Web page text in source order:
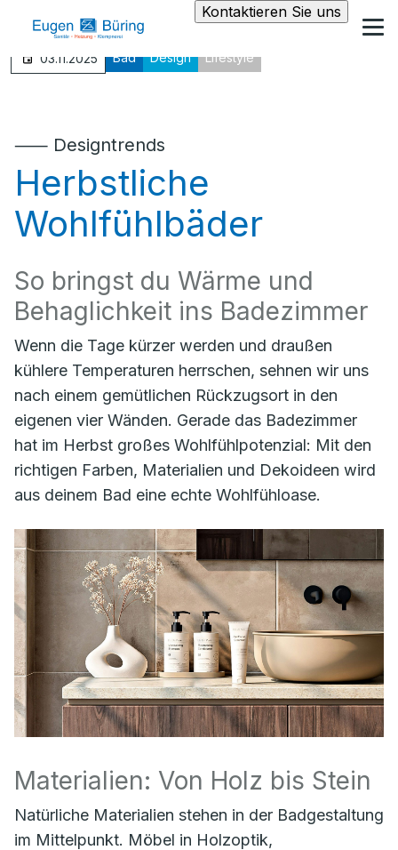
Kontaktieren Sie uns
03.11.2025 Bad Design Lifestyle
⸺ Designtrends
Herbstliche
Wohlfühlbäder
So bringst du Wärme und
Behaglichkeit ins Badezimmer
Wenn die Tage kürzer werden und draußen
kühlere Temperaturen herrschen, sehnen wir uns
nach einem gemütlichen Rückzugsort in den
eigenen vier Wänden. Gerade das Badezimmer
hat im Herbst großes Wohlfühlpotenzial: Mit den
richtigen Farben, Materialien und Dekoideen wird
aus deinem Bad eine echte Wohlfühloase.
Materialien: Von Holz bis Stein
Natürliche Materialien stehen in der Badgestaltung
im Mittelpunkt. Möbel in Holzoptik,